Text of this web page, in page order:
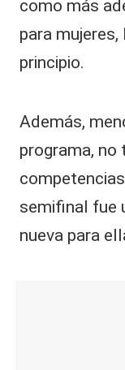
como más
para
principio.
Además,
programa, no
semifinal fue
nueva para